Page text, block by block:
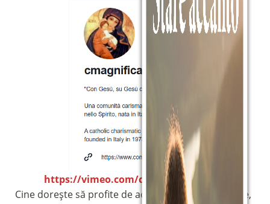
https://vimeo.com/comunitamagnificat
Cine dorește să profite de această nouă posibilitate,
Sostieni la Comunità Magnificat
Fai una donazione sul nostro conto
IT49S0200803039000102071988